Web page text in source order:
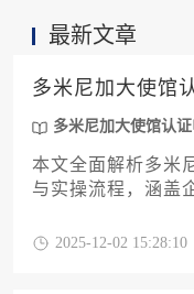
最新文章
多米尼加大使馆
多米尼加大使馆认
本文全面解析多米
与实操流程，涵盖
则、使馆审核标准
2025-12-02 15:28:10